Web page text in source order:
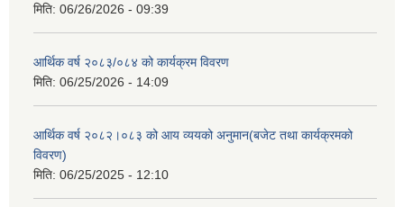
मिति: 06/26/2026 - 09:39
आर्थिक वर्ष २०८३/०८४ को कार्यक्रम विवरण
मिति: 06/25/2026 - 14:09
आर्थिक वर्ष २०८२।०८३ को आय व्ययको अनुमान(बजेट तथा कार्यक्रमको
विवरण)
मिति: 06/25/2025 - 12:10